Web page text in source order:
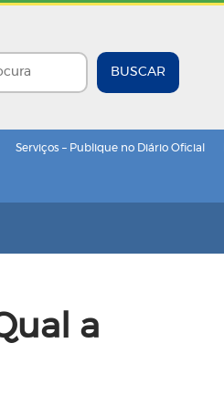
BUSCAR
Serviços – Publique no Diário Oficial
a